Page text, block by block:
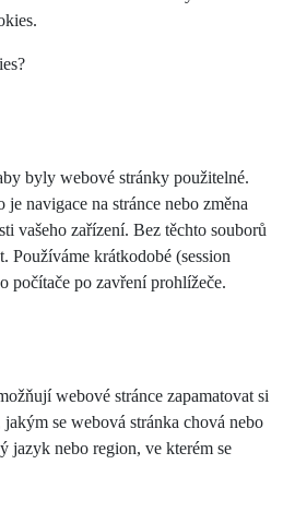
byly webové stránky použitelné.
navigace na stránce nebo změna
vašeho zařízení. Bez těchto souborů
Používáme krátkodobé (session
počítače po zavření prohlížeče.
webové stránce zapamatovat si
se webová stránka chová nebo
jazyk nebo region, ve kterém se